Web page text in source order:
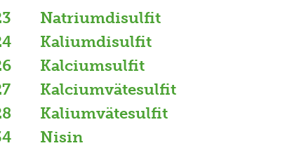
Natriumdisulfit
Kaliumdisulfit
Kalciumsulfit
Kalciumvätesulfit
Kaliumvätesulfit
Nisin